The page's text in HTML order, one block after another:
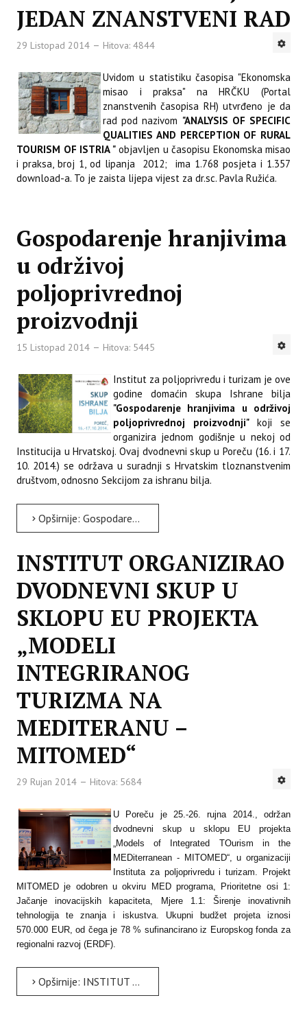
JEDAN ZNANSTVENI RAD
29 Listopad 2014 Hitova: 4844
Uvidom u statistiku časopisa "Ekonomska
misao i praksa" na HRČKU (Portal
znanstvenih časopisa RH) utvrđeno je da
rad pod nazivom "ANALYSIS OF SPECIFIC
QUALITIES AND PERCEPTION OF RURAL
TOURISM OF ISTRIA "objavljen u časopisu Ekonomska misao
i praksa, broj 1, od lipanja 2012; ima 1.768 posjeta i 1.357
download-a. To je zaista lijepa vijest za dr.sc. Pavla Ružića.
Gospodarenje hranjivima
u održivoj
poljoprivrednoj
proizvodnji
15 Listopad 2014 Hitova: 5445
Institut za poljoprivredu i turizam je ove
godine domaćin skupa Ishrane bilja
"Gospodarenje hranjivima u održivoj
poljoprivrednoj proizvodnji" koji se
organizira jednom godišnje u nekoj od
Institucija u Hrvatskoj. Ovaj dvodnevni skup u Poreču (16. i 17.
10. 2014.) se održava u suradnji s Hrvatskim tloznanstvenim
društvom, odnosno Sekcijom za ishranu bilja.
Opširnije: Gospodarenje hranjivima u održivoj poljoprivrednoj proizvodnji
INSTITUT ORGANIZIRAO
DVODNEVNI SKUP U
SKLOPU EU PROJEKTA
„MODELI
INTEGRIRANOG
TURIZMA NA
MEDITERANU –
MITOMED“
29 Rujan 2014 Hitova: 5684
U Poreču je 25.-26. rujna 2014., održan
dvodnevni skup u sklopu EU projekta
„Models of Integrated TOurism in the
MEDiterranean - MITOMED“, u organizaciji
Instituta za poljoprivredu i turizam. Projekt
MITOMED je odobren u okviru MED programa, Prioritetne osi 1:
Jačanje inovacijskih kapaciteta, Mjere 1.1: Širenje inovativnih
tehnologija te znanja i iskustva. Ukupni budžet projeta iznosi
570.000 EUR, od čega je 78 % sufinancirano iz Europskog fonda za
regionalni razvoj (ERDF).
Opširnije: INSTITUT ORGANIZIRAO DVODNEVNI SKUP U SKLOPU EU PROJEKTA „MODELI INTEGRIRANOG TURIZMA NA...